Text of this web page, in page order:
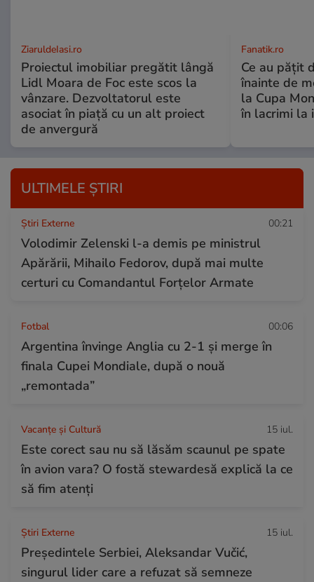
ZiaruldeIasi.ro
Proiectul imobiliar pregătit lângă
Lidl Moara de Foc este scos la
vânzare. Dezvoltatorul este
asociat în piață cu un alt proiect
de anvergură
Fanatik.ro
Ce au pățit
înainte de
la Cupa
în lacrimi la
ULTIMELE ȘTIRI
Știri Externe 00:21
Volodimir Zelenski l-a demis pe ministrul
Apărării, Mihailo Fedorov, după mai multe
certuri cu Comandantul Forțelor Armate
Fotbal 00:06
Argentina învinge Anglia cu 2-1 și merge în
finala Cupei Mondiale, după o nouă
„remontada”
Vacanțe și Cultură 15 iul.
Este corect sau nu să lăsăm scaunul pe spate
în avion vara? O fostă stewardesă explică la ce
să fim atenți
Știri Externe 15 iul.
Președintele Serbiei, Aleksandar Vučić,
singurul lider care a refuzat să semneze